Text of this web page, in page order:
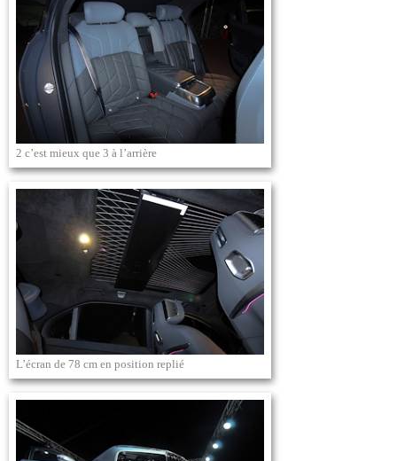
2 c’est mieux que 3 à l’arrière
L’écran de 78 cm en position replié